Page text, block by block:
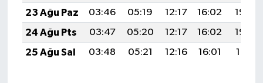
23 Ağu Paz
03:46 05:19 12:17 16:02
19:05
24 Ağu Pts
03:47 05:20 12:17 16:02
19:03
25 Ağu Sal
03:48 05:21 12:16 16:01 19:01